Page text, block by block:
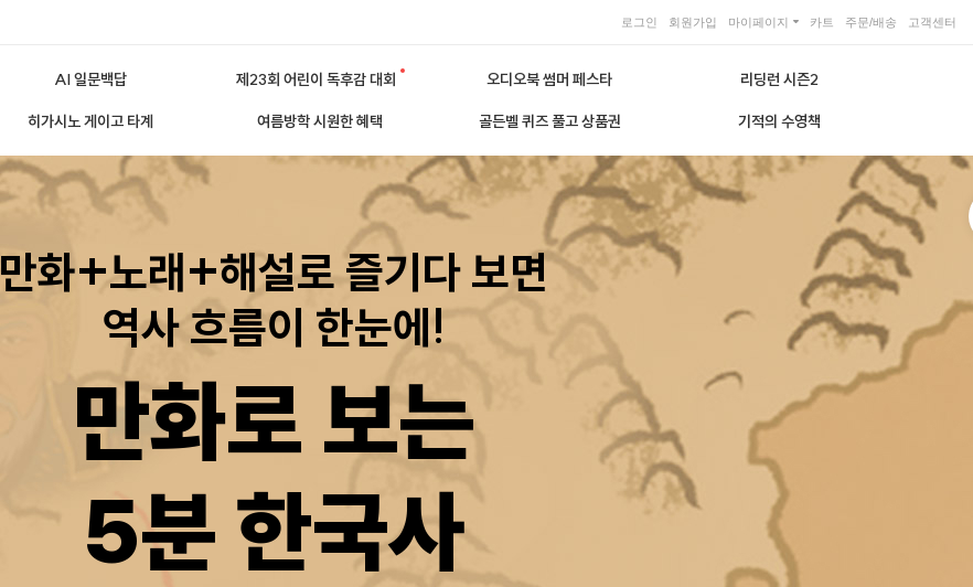
로그인 회원가입 마이페이지 카트 주문/배송 고객센터
AI 일문백답 제23회 어린이 독후감 대회 오디오북 썸머 페스타 리딩런 시즌2
히가시노 게이고 타계 여름방학 시원한 혜택 골든벨 퀴즈 풀고 상품권 기적의 수영책
만화+노래+해설로 즐기다 보면
역사 흐름이 한눈에!
만화로 보는
5분 한국사